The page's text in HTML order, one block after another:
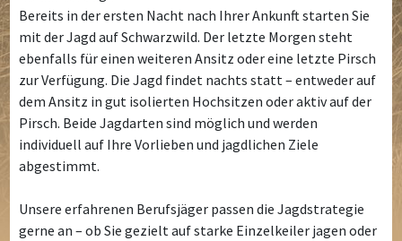
Bereits in der ersten Nacht nach Ihrer Ankunft starten Sie
mit der Jagd auf Schwarzwild. Der letzte Morgen steht
ebenfalls für einen weiteren Ansitz oder eine letzte Pirsch
zur Verfügung. Die Jagd findet nachts statt – entweder auf
dem Ansitz in gut isolierten Hochsitzen oder aktiv auf der
Pirsch. Beide Jagdarten sind möglich und werden
individuell auf Ihre Vorlieben und jagdlichen Ziele
abgestimmt.
Unsere erfahrenen Berufsjäger passen die Jagdstrategie
gerne an – ob Sie gezielt auf starke Einzelkeiler jagen oder